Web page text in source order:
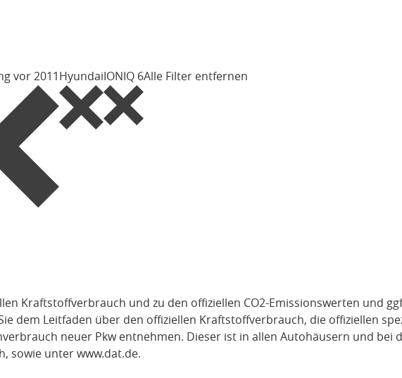
vor 2011 HyundaiIONIQ 6Alle Filter entfernen
Kraftstoffverbrauch und zu den offiziellen CO2-Emissionswerten und
dem Leitfaden über den offiziellen Kraftstoffverbrauch, die offiziellen
neuer Pkw entnehmen. Dieser ist in allen Autohäusern und bei
sowie unter www.dat.de.